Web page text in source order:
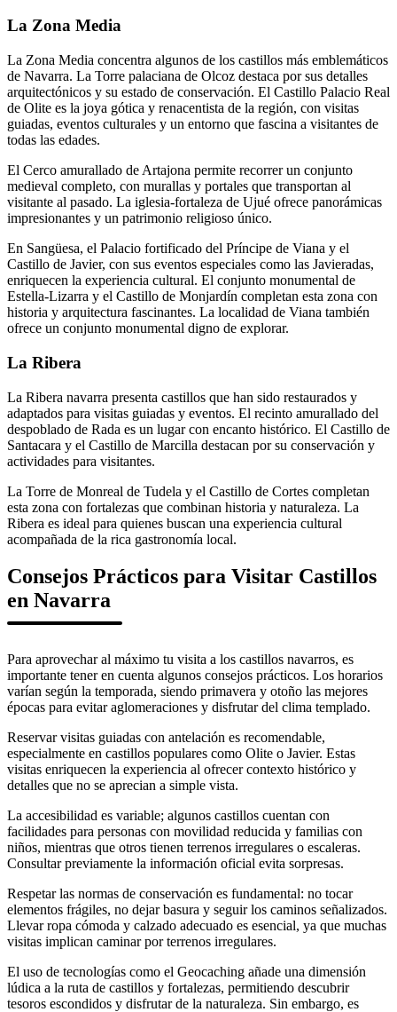
La Zona Media
La Zona Media concentra algunos de los castillos más emblemáticos
de Navarra. La Torre palaciana de Olcoz destaca por sus detalles
arquitectónicos y su estado de conservación. El Castillo Palacio Real
de Olite es la joya gótica y renacentista de la región, con visitas
guiadas, eventos culturales y un entorno que fascina a visitantes de
todas las edades.
El Cerco amurallado de Artajona permite recorrer un conjunto
medieval completo, con murallas y portales que transportan al
visitante al pasado. La iglesia-fortaleza de Ujué ofrece panorámicas
impresionantes y un patrimonio religioso único.
En Sangüesa, el Palacio fortificado del Príncipe de Viana y el
Castillo de Javier, con sus eventos especiales como las Javieradas,
enriquecen la experiencia cultural. El conjunto monumental de
Estella-Lizarra y el Castillo de Monjardín completan esta zona con
historia y arquitectura fascinantes. La localidad de Viana también
ofrece un conjunto monumental digno de explorar.
La Ribera
La Ribera navarra presenta castillos que han sido restaurados y
adaptados para visitas guiadas y eventos. El recinto amurallado del
despoblado de Rada es un lugar con encanto histórico. El Castillo de
Santacara y el Castillo de Marcilla destacan por su conservación y
actividades para visitantes.
La Torre de Monreal de Tudela y el Castillo de Cortes completan
esta zona con fortalezas que combinan historia y naturaleza. La
Ribera es ideal para quienes buscan una experiencia cultural
acompañada de la rica gastronomía local.
Consejos Prácticos para Visitar Castillos
en Navarra
Para aprovechar al máximo tu visita a los castillos navarros, es
importante tener en cuenta algunos consejos prácticos. Los horarios
varían según la temporada, siendo primavera y otoño las mejores
épocas para evitar aglomeraciones y disfrutar del clima templado.
Reservar visitas guiadas con antelación es recomendable,
especialmente en castillos populares como Olite o Javier. Estas
visitas enriquecen la experiencia al ofrecer contexto histórico y
detalles que no se aprecian a simple vista.
La accesibilidad es variable; algunos castillos cuentan con
facilidades para personas con movilidad reducida y familias con
niños, mientras que otros tienen terrenos irregulares o escaleras.
Consultar previamente la información oficial evita sorpresas.
Respetar las normas de conservación es fundamental: no tocar
elementos frágiles, no dejar basura y seguir los caminos señalizados.
Llevar ropa cómoda y calzado adecuado es esencial, ya que muchas
visitas implican caminar por terrenos irregulares.
El uso de tecnologías como el Geocaching añade una dimensión
lúdica a la ruta de castillos y fortalezas, permitiendo descubrir
tesoros escondidos y disfrutar de la naturaleza. Sin embargo, es